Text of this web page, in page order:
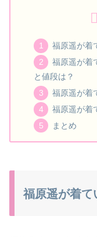
福原遥が着
福原遥が着
と値段は？
福原遥が着
福原遥が着
まとめ
福原遥が着て